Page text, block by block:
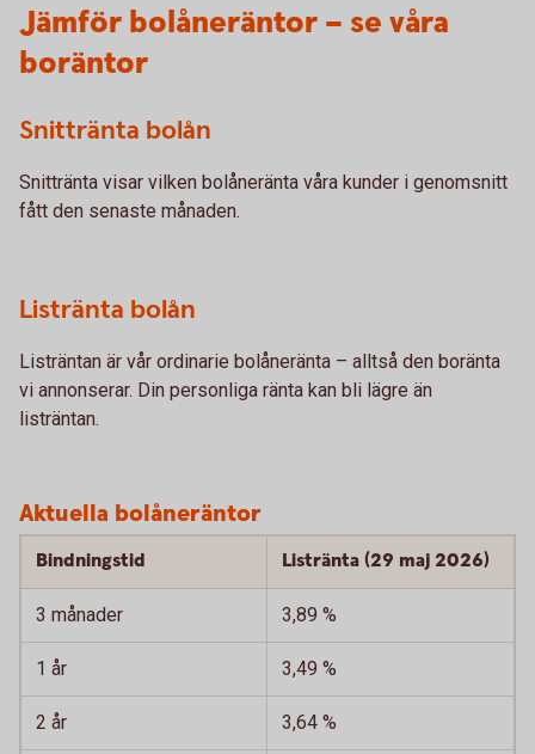
Jämför bolåneräntor – se våra
boräntor
Snittränta bolån
Snittränta visar vilken bolåneränta våra kunder i genomsnitt
fått den senaste månaden.
Listränta bolån
Listräntan är vår ordinarie bolåneränta – alltså den boränta
vi annonserar. Din personliga ränta kan bli lägre än
listräntan.
Aktuella bolåneräntor
Bindningstid Listränta (29 maj 2026)
3 månader 3,89 %
1 år 3,49 %
2 år 3,64 %